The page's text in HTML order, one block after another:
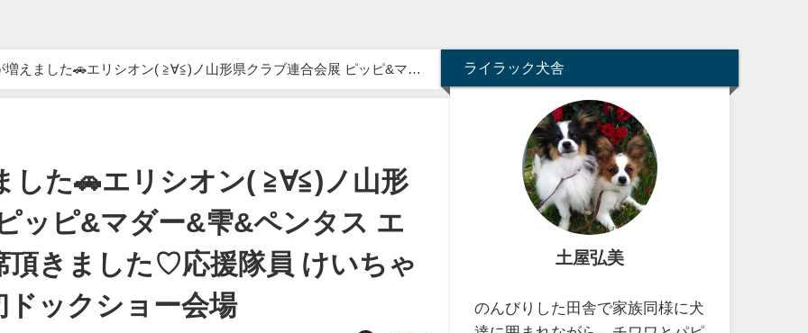
ました🚗エリシオン( ≧∀≦)ノ山形県クラブ連合会展 ピッピ&マダ
ー&雫&ペンタス エクセレント評価 1席頂きました♡応援隊員 けいちゃま&メリーちゃん初ドックショー会場
した🚗エリシオン( ≧∀≦)ノ山形
ッピ&マダー&雫&ペンタス エ
頂きました♡応援隊員 けいちゃ
ックショー会場
ライラック犬舎
土屋弘美
のんびりした田舎で家族同様に犬